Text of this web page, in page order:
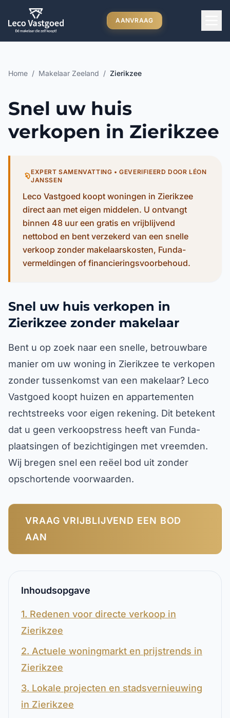
Ga direct naar inhoud
AANVRAAG
Home / Makelaar Zeeland / Zierikzee
Snel uw huis
verkopen in Zierikzee
EXPERT SAMENVATTING • GEVERIFIEERD DOOR LÉON
JANSSEN
Leco Vastgoed koopt woningen in Zierikzee
direct aan met eigen middelen. U ontvangt
binnen 48 uur een gratis en vrijblijvend
nettobod en bent verzekerd van een snelle
verkoop zonder makelaarskosten, Funda-
vermeldingen of financieringsvoorbehoud.
Snel uw huis verkopen in
Zierikzee zonder makelaar
Bent u op zoek naar een snelle, betrouwbare
manier om uw woning in Zierikzee te verkopen
zonder tussenkomst van een makelaar? Leco
Vastgoed koopt huizen en appartementen
rechtstreeks voor eigen rekening. Dit betekent
dat u geen verkoopstress heeft van Funda-
plaatsingen of bezichtigingen met vreemden.
Wij bregen snel een reëel bod uit zonder
opschortende voorwaarden.
VRAAG VRIJBLIJVEND EEN BOD
AAN
Inhoudsopgave
1. Redenen voor directe verkoop in
Zierikzee
2. Actuele woningmarkt en prijstrends in
Zierikzee
3. Lokale projecten en stadsvernieuwing
in Zierikzee